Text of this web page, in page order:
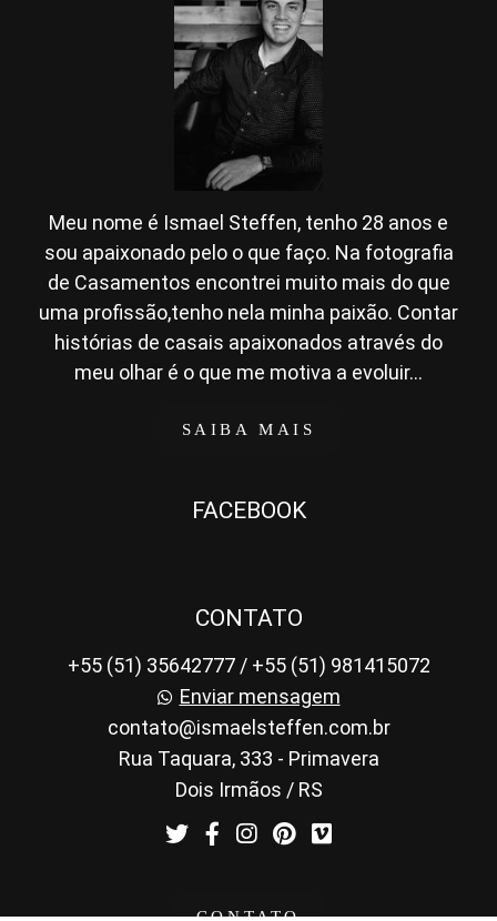
Meu nome é Ismael Steffen, tenho 28 anos e
sou apaixonado pelo o que faço. Na fotografia
de Casamentos encontrei muito mais do que
uma profissão,tenho nela minha paixão. Contar
histórias de casais apaixonados através do
meu olhar é o que me motiva a evoluir...
SAIBA MAIS
FACEBOOK
CONTATO
+55 (51) 35642777 / +55 (51) 981415072
Enviar mensagem
contato@ismaelsteffen.com.br
Rua Taquara, 333 - Primavera
Dois Irmãos / RS
CONTATO